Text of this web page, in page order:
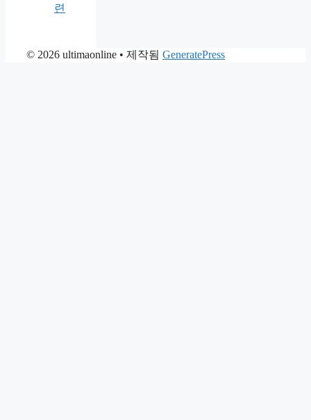
련
© 2026 ultimaonline • 제작됨 GeneratePress